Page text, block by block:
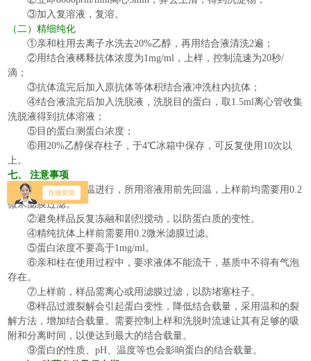
③加入复溶液，复溶。
（二）精细纯化
①亲和柱用去离子水洗去20%乙醇，再用结合液清洗2遍；
②用结合液稀释抗体浓度为1mg/ml，上样，控制流速为20秒/
滴；
③抗体流完后加入原抗体等体积结合液冲洗柱内抗体；
④结合液流完后加入洗脱液 ，洗脱目的蛋白，取 1.5ml离心管收集
洗脱液得到抗体溶液 ；
⑤目的蛋白测蛋白浓度；
⑥用20%乙醇保存柱子，于4℃冰箱中保存 ，可反复使用 10次以
上。
七、
注意事项
①
操作置于 室温进行 ， 所用溶液用前先回温，上样前均需要用0.2
微米滤膜过滤。
②避免样品反复冻融和剧烈搅动，以防蛋白质的变性。
④精纯抗体上样前需要用0.2微米滤膜过滤。
⑤蛋白浓度不要高于1mg/ml。
⑥亲和柱在使用过程中，要求液体不能流干，基质中不得有气泡
存在。
⑦上样前，样品需离心或用滤膜过滤 ， 以防堵塞柱子。
⑧样品过渡裂解会引起蛋白变性，降低结合载量，采用温和的裂
解方法，增加结合载量。需要控制上样和洗脱时流速让其有足够的吸
附和分离时间，以便达到最大的结合载量。
⑨蛋白的性质、pH、温度等也会影响蛋白的结合载量。